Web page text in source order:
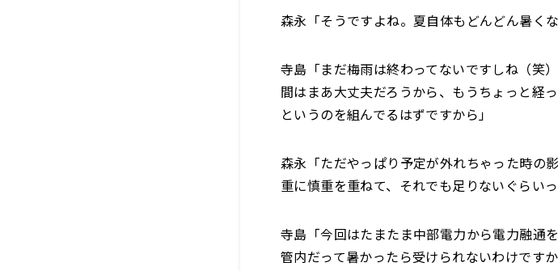
森永「そうですよね。夏自体もどんどん暑く
寺島「まだ梅雨は終わってないですしね（笑
間はまあ大丈夫だろうから、もうちょっと経
というのを組んでるはずですから」
森永「ただやっぱり予定が外れちゃった時の
重に慎重を重ねて、それでも足りないぐらいっ
寺島「今回はたまたま中部電力から電力融通
管内だって暑かったら受けられないわけです